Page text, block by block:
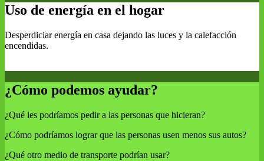
Uso de energía en el hogar
Desperdiciar energía en casa dejando las luces y la calefacción
encendidas.
¿Cómo podemos ayudar?
¿Qué les podríamos pedir a las personas que hicieran?
¿Cómo podríamos lograr que las personas usen menos sus autos?
¿Qué otro medio de transporte podrían usar?